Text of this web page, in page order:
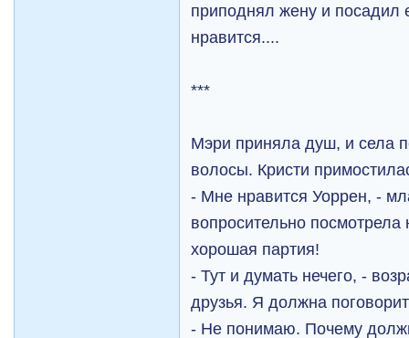
приподнял жену и посадил
нравится....
***
Мэри приняла душ, и села
волосы. Кристи
- Мне нравится Уоррен, -
вопросительно
хорошая партия!
- Тут и думать нечего, -
друзья. Я должна
- Не понимаю. Почему